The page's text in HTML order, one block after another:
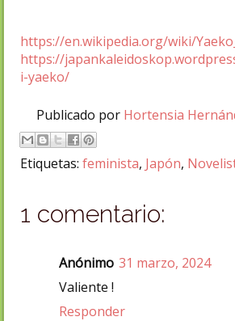
https://en.wikipedia.org/wiki/
https://
i-yaeko/
Publicado por Hortensia
Etiquetas: feminista, Japón,
1 comentario:
Anónimo 31 marzo, 2024
Valiente !
Responder